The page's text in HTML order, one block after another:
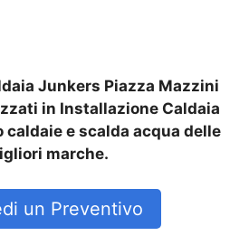
Junkers Piazza Mazzini
in Installazione Caldaia
caldaie e scalda acqua delle
marche.
un Preventivo